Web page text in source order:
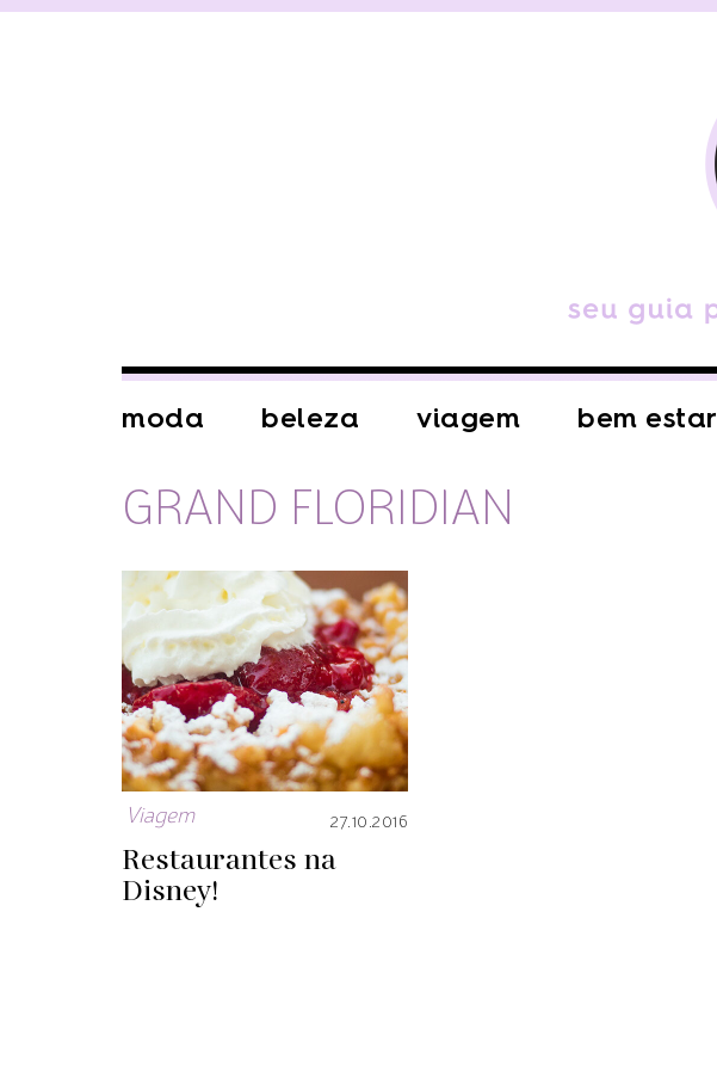
moda beleza viagem bem estar
GRAND FLORIDIAN
Viagem 27.10.2016
Restaurantes na
Disney!